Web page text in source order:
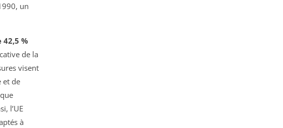
un
%
de la
visent
et de
l’UE
à